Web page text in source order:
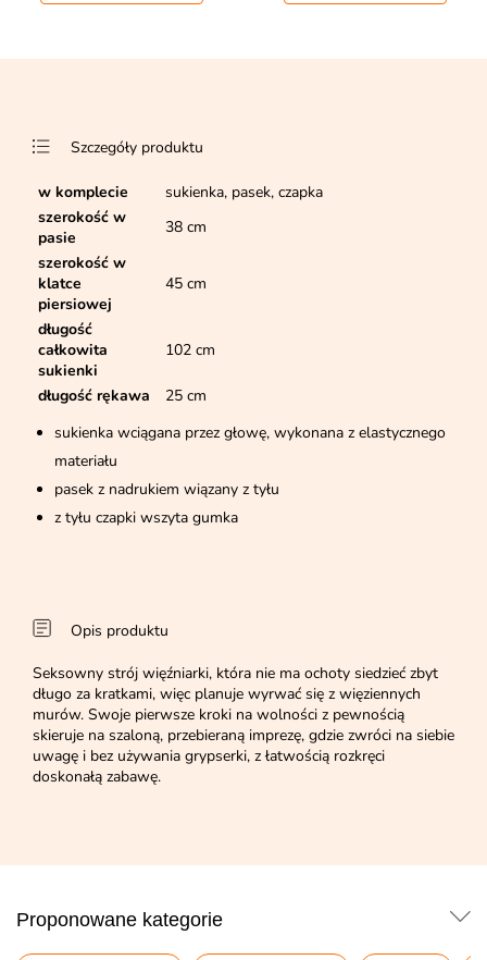
Szczegóły produktu
w komplecie
sukienka, pasek, czapka
szerokość w
pasie
38 cm
szerokość w
klatce
piersiowej
45 cm
długość
całkowita
sukienki
102 cm
długość rękawa
25 cm
sukienka wciągana przez głowę, wykonana z elastycznego
materiału
pasek z nadrukiem wiązany z tyłu
z tyłu czapki wszyta gumka
Opis produktu
Seksowny strój więźniarki, która nie ma ochoty siedzieć zbyt
długo za kratkami, więc planuje wyrwać się z więziennych
murów. Swoje pierwsze kroki na wolności z pewnością
skieruje na szaloną, przebieraną imprezę, gdzie zwróci na siebie
uwagę i bez używania grypserki, z łatwością rozkręci
doskonałą zabawę.
Proponowane kategorie